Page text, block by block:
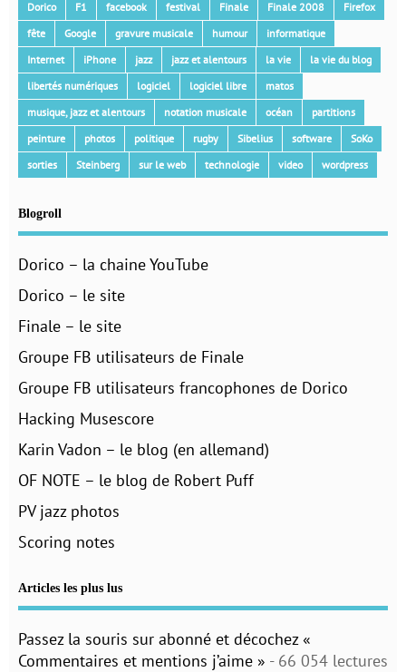
Dorico
F1 facebook festival Finale Finale 2008
Firefox
fête
Google gravure musicale humour
informatique
Internet
iPhone jazz jazz et alentours la vie
la vie du blog
libertés numériques
logiciel logiciel libre
matos
musique, jazz et alentours
notation musicale océan
partitions
peinture
photos politique rugby Sibelius software
SoKo
sorties
Steinberg sur le web technologie video wordpress
Blogroll
Dorico – la chaine YouTube
Dorico – le site
Finale – le site
Groupe FB utilisateurs de Finale
Groupe FB utilisateurs francophones de Dorico
Hacking Musescore
Karin Vadon – le blog (en allemand)
OF NOTE – le blog de Robert Puff
PV jazz photos
Scoring notes
Articles les plus lus
Passez la souris sur abonné et décochez «
Commentaires et mentions j’aime » - 66 054 lectures